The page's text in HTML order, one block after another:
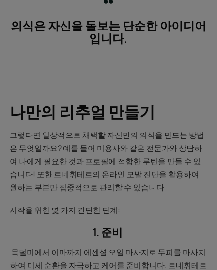
의식은 자신을 돌보는 단순한 아이디어
입니다.
나만의 리추얼 만들기
그렇다면 일상적으로 채택할 자신만의 의식을 만드는 방법
은 무엇일까요? 예를 들어 미용사와 같은 전문가와 상담하
여 나에게 필요한 것과 프로필에 적합한 루틴을 만들 수 있
습니다! 또한 르네휘테르의 온라인 모발 진단을 활용하여
원하는 부분만 집중적으로 관리할 수 있습니다
시작을 위한 몇 가지 간단한 단계:
1. 준비
목덜미에서 이마까지 에센셜 오일 마사지로 두피를 마사지
하여 미세 순환을 자극하고 케어를 준비합니다. 르네휘테르